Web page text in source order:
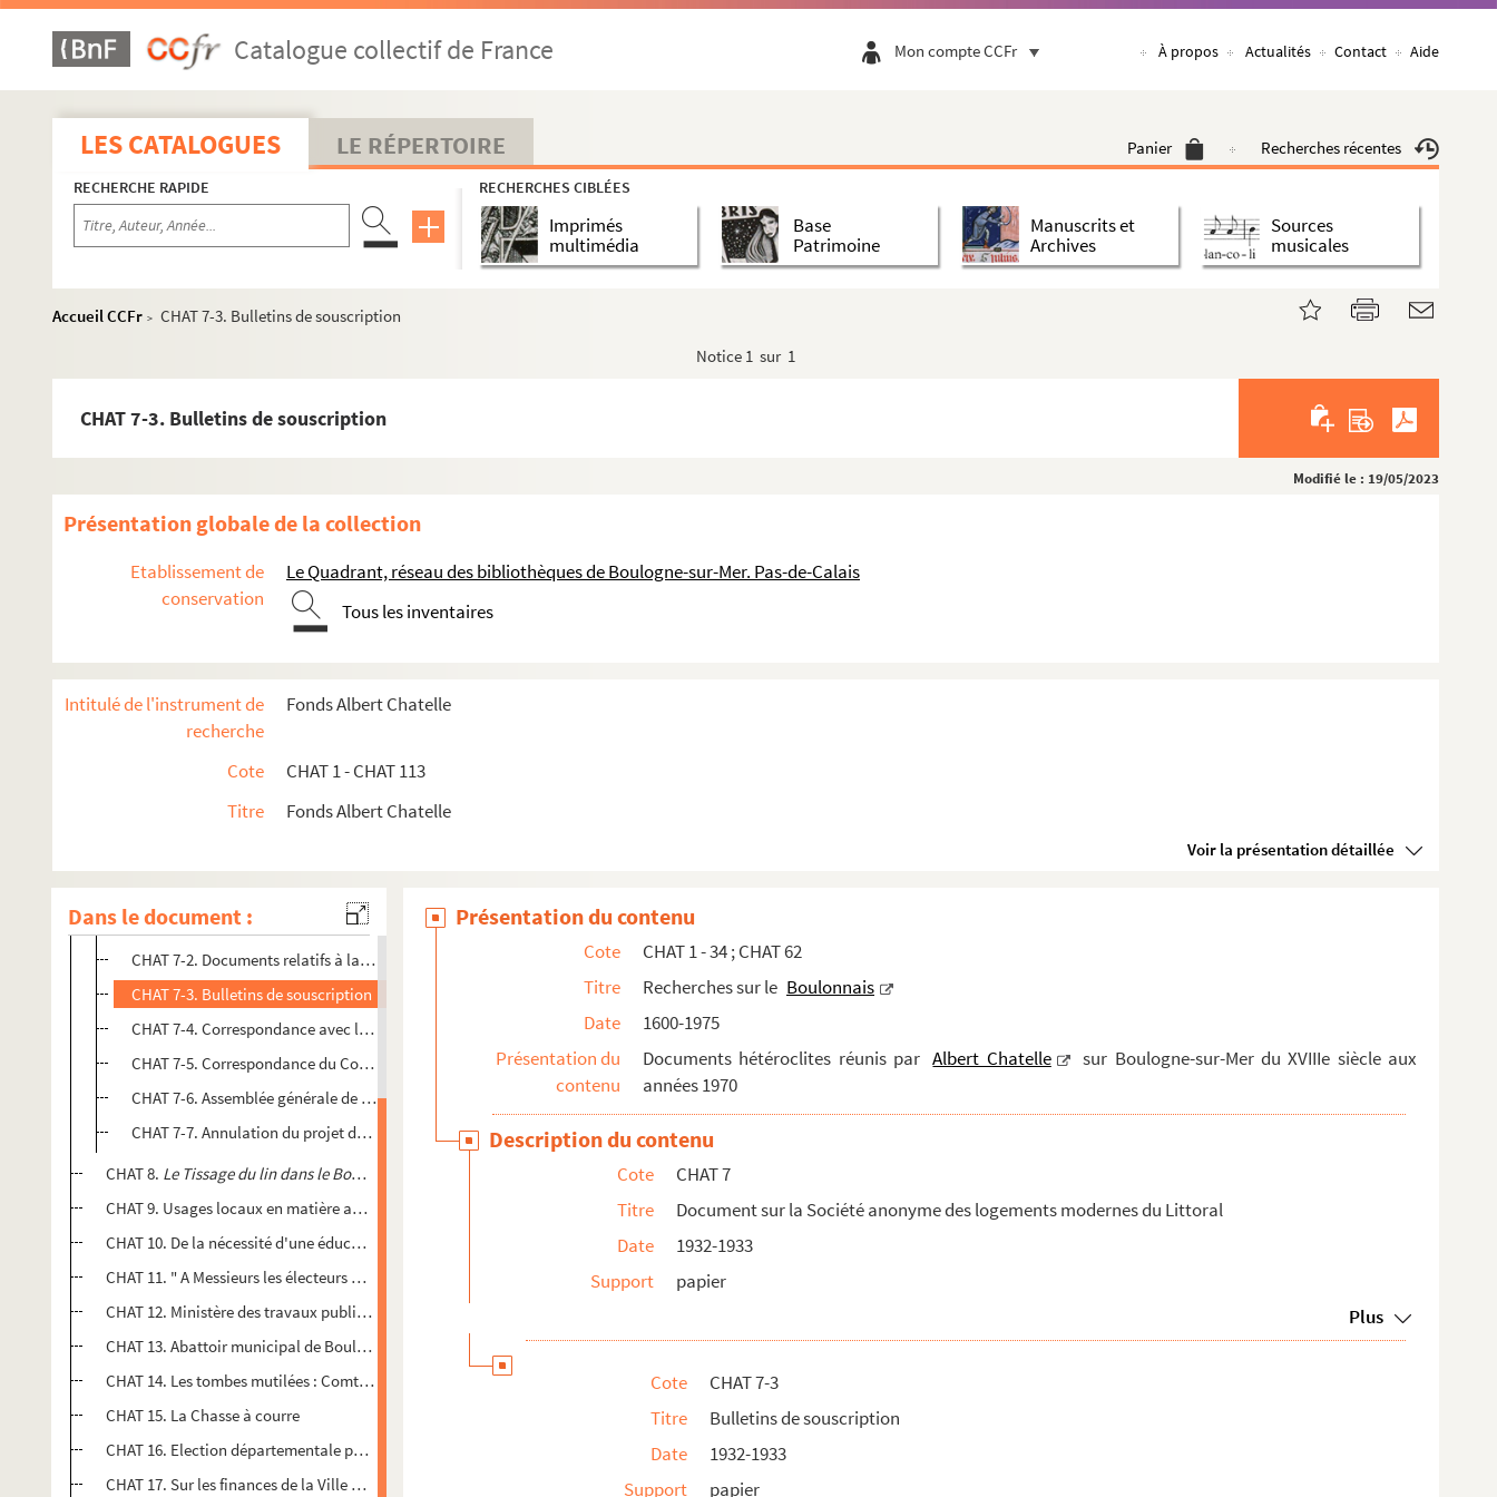
Catalogue collectif de France Mon compte CCFr À propos Actualités Contact Aide
LES CATALOGUES LE RÉPERTOIRE Panier Recherches récentes
RECHERCHE RAPIDE RECHERCHES CIBLÉES
Imprimés
multimédia
Base
Patrimoine
Manuscrits et
Archives
Sources
musicales
Accueil CCFr > CHAT 7-3. Bulletins de souscription
Notice 1 sur 1
CHAT 7-3. Bulletins de souscription
Modifié le : 19/05/2023
Présentation globale de la collection
Etablissement de
conservation
Le Quadrant, réseau des bibliothèques de Boulogne-sur-Mer. Pas-de-Calais
Tous les inventaires
Intitulé de l'instrument de
recherche
Fonds Albert Chatelle
Cote
CHAT 1 - CHAT 113
Titre
Fonds Albert Chatelle
Voir la présentation détaillée
Dans le document :
CHAT 1 - 34 ; CHAT 62. Recherches sur le Boulonnais
CHAT 1. Instruction publique à Boulogne-sur-Mer : enseignement du dessin et de la musique
CHAT 2. Enseignement privé pour les jeunes filles, Boulogne-sur-Mer
CHAT 4. Cours privés : langues et danse
CHAT 5. Tableaux de conjugaison
CHAT 7. Document sur la Société anonyme des logements modernes du Littoral
CHAT 7-1. Brochures, notices et circulaires pour la constitution d'une société ou association de logement
CHAT 7-2. Documents relatifs à la création du statut de la société
CHAT 7-3. Bulletins de souscription
CHAT 7-4. Correspondance avec le Ministère de la Santé publique
CHAT 7-5. Correspondance du Comité de patronage au sujet de la cession des bâtiments du Quai Gambetta pour 200...
CHAT 7-6. Assemblée générale de mai 1932
CHAT 7-7. Annulation du projet de 200 logements et dissolution de la société
CHAT 8. Le Tissage du lin dans le Boulonnais. Les filatures de Boulogne et du Pont-de-Briques
CHAT 9. Usages locaux en matière agricole dans le Département du Pas-de-Calais, par Maurice Taillandier, …, ...
CHAT 10. De la nécessité d'une éducation civique, par Emile Desenclos, Boulogne-sur-Mer : Battut
CHAT 11. " A Messieurs les électeurs des cantons de Beaumetz-lez-Loges et de Pas ", Arras : Imp. De J. Degeor...
CHAT 12. Ministère des travaux publics. Cours d'eau non navigables. Code de police du ruisseau de Dannes. Rég...
CHAT 13. Abattoir municipal de Boulogne-sur-Mer
CHAT 14. Les tombes mutilées : Comte Dunin
CHAT 15. La Chasse à courre
CHAT 16. Election départementale pour le canton de Boulogne-sur-Mer (Pas-de-Calais). Conseiller général élu M...
CHAT 17. Sur les finances de la Ville de Boulogne au XVIIe siècle
Présentation du contenu
Cote
CHAT 1 - 34 ; CHAT 62
Titre
Recherches sur le Boulonnais
Date
1600-1975
Présentation du
contenu
Documents hétéroclites réunis par Albert Chatelle
sur Boulogne-sur-Mer du XVIIIe siècle aux
années 1970
Description du contenu
Cote
CHAT 7
Titre
Document sur la Société anonyme des logements modernes du Littoral
Date
1932-1933
Support
papier
Plus
Cote
CHAT 7-3
Titre
Bulletins de souscription
Date
1932-1933
Support
papier